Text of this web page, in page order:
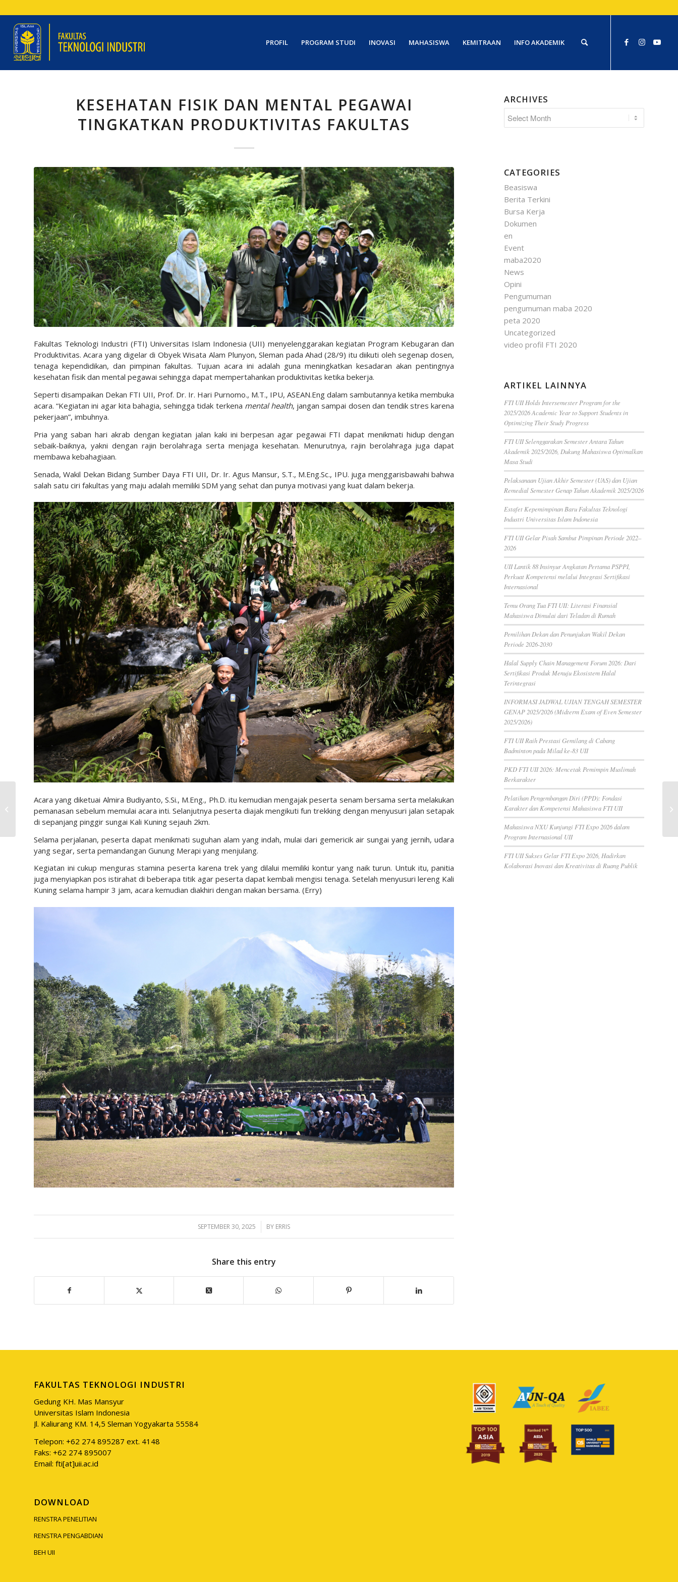
PROFIL PROGRAM STUDI INOVASI MAHASISWA KEMITRAAN INFO AKADEMIK
KESEHATAN FISIK DAN MENTAL PEGAWAI
TINGKATKAN PRODUKTIVITAS FAKULTAS
Fakultas Teknologi Industri (FTI) Universitas Islam Indonesia (UII) menyelenggarakan kegiatan Program Kebugaran dan
Produktivitas. Acara yang digelar di Obyek Wisata Alam Plunyon, Sleman pada Ahad (28/9) itu diikuti oleh segenap dosen,
tenaga kependidikan, dan pimpinan fakultas. Tujuan acara ini adalah guna meningkatkan kesadaran akan pentingnya
kesehatan fisik dan mental pegawai sehingga dapat mempertahankan produktivitas ketika bekerja.
Seperti disampaikan Dekan FTI UII, Prof. Dr. Ir. Hari Purnomo., M.T., IPU, ASEAN.Eng dalam sambutannya ketika membuka
acara. “Kegiatan ini agar kita bahagia, sehingga tidak terkena mental health, jangan sampai dosen dan tendik stres karena
pekerjaan”, imbuhnya.
Pria yang saban hari akrab dengan kegiatan jalan kaki ini berpesan agar pegawai FTI dapat menikmati hidup dengan
sebaik-baiknya, yakni dengan rajin berolahraga serta menjaga kesehatan. Menurutnya, rajin berolahraga juga dapat
membawa kebahagiaan.
Senada, Wakil Dekan Bidang Sumber Daya FTI UII, Dr. Ir. Agus Mansur, S.T., M.Eng.Sc., IPU. juga menggarisbawahi bahwa
salah satu ciri fakultas yang maju adalah memiliki SDM yang sehat dan punya motivasi yang kuat dalam bekerja.
Acara yang diketuai Almira Budiyanto, S.Si., M.Eng., Ph.D. itu kemudian mengajak peserta senam bersama serta melakukan
pemanasan sebelum memulai acara inti. Selanjutnya peserta diajak mengikuti fun trekking dengan menyusuri jalan setapak
di sepanjang pinggir sungai Kali Kuning sejauh 2km.
Selama perjalanan, peserta dapat menikmati suguhan alam yang indah, mulai dari gemericik air sungai yang jernih, udara
yang segar, serta pemandangan Gunung Merapi yang menjulang.
Kegiatan ini cukup menguras stamina peserta karena trek yang dilalui memiliki kontur yang naik turun. Untuk itu, panitia
juga menyiapkan pos istirahat di beberapa titik agar peserta dapat kembali mengisi tenaga. Setelah menyusuri lereng Kali
Kuning selama hampir 3 jam, acara kemudian diakhiri dengan makan bersama. (Erry)
SEPTEMBER 30, 2025
/ BY ERRIS
Share this entry
ARCHIVES
CATEGORIES
Beasiswa
Berita Terkini
Bursa Kerja
Dokumen
en
Event
maba2020
News
Opini
Pengumuman
pengumuman maba 2020
peta 2020
Uncategorized
video profil FTI 2020
ARTIKEL LAINNYA
FTI UII Holds Intersemester Program for the
2025/2026 Academic Year to Support Students in
Optimizing Their Study Progress
FTI UII Selenggarakan Semester Antara Tahun
Akademik 2025/2026, Dukung Mahasiswa Optimalkan
Masa Studi
Pelaksanaan Ujian Akhir Semester (UAS) dan Ujian
Remedial Semester Genap Tahun Akademik 2025/2026
Estafet Kepemimpinan Baru Fakultas Teknologi
Industri Universitas Islam Indonesia
FTI UII Gelar Pisah Sambut Pimpinan Periode 2022–
2026
UII Lantik 88 Insinyur Angkatan Pertama PSPPI,
Perkuat Kompetensi melalui Integrasi Sertifikasi
Internasional
Temu Orang Tua FTI UII: Literasi Finansial
Mahasiswa Dimulai dari Teladan di Rumah
Pemilihan Dekan dan Penunjukan Wakil Dekan
Periode 2026-2030
Halal Supply Chain Management Forum 2026: Dari
Sertifikasi Produk Menuju Ekosistem Halal
Terintegrasi
INFORMASI JADWAL UJIAN TENGAH SEMESTER
GENAP 2025/2026 (Midterm Exam of Even Semester
2025/2026)
FTI UII Raih Prestasi Gemilang di Cabang
Badminton pada Milad ke-83 UII
PKD FTI UII 2026: Mencetak Pemimpin Muslimah
Berkarakter
Pelatihan Pengembangan Diri (PPD): Fondasi
Karakter dan Kompetensi Mahasiswa FTI UII
Mahasiswa NXU Kunjungi FTI Expo 2026 dalam
Program Internasional UII
FTI UII Sukses Gelar FTI Expo 2026, Hadirkan
Kolaborasi Inovasi dan Kreativitas di Ruang Publik
FAKULTAS TEKNOLOGI INDUSTRI
Gedung KH. Mas Mansyur
Universitas Islam Indonesia
Jl. Kaliurang KM. 14,5 Sleman Yogyakarta 55584
Telepon: +62 274 895287 ext. 4148
Faks: +62 274 895007
Email: fti[at]uii.ac.id
DOWNLOAD
RENSTRA PENELITIAN
RENSTRA PENGABDIAN
BEH UII
KELOMPOK PRADASAR
& DASAR ANGKATAN
2023-2024